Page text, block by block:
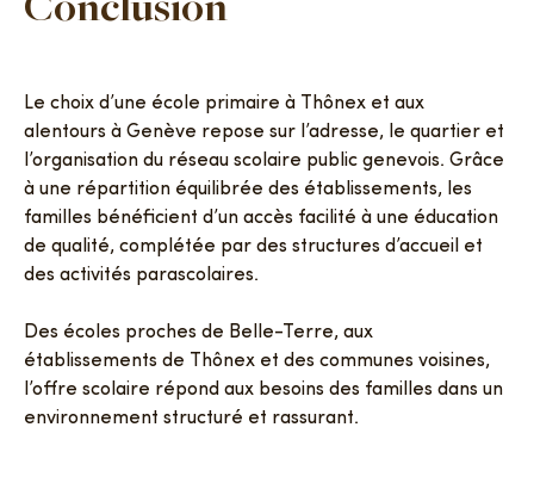
Conclusion
Le choix d’une école primaire à Thônex et aux
alentours à Genève repose sur l’adresse, le quartier et
l’organisation du réseau scolaire public genevois. Grâce
à une répartition équilibrée des établissements, les
familles bénéficient d’un accès facilité à une éducation
de qualité, complétée par des structures d’accueil et
des activités parascolaires.
Des écoles proches de Belle-Terre, aux
établissements de Thônex et des communes voisines,
l’offre scolaire répond aux besoins des familles dans un
environnement structuré et rassurant.